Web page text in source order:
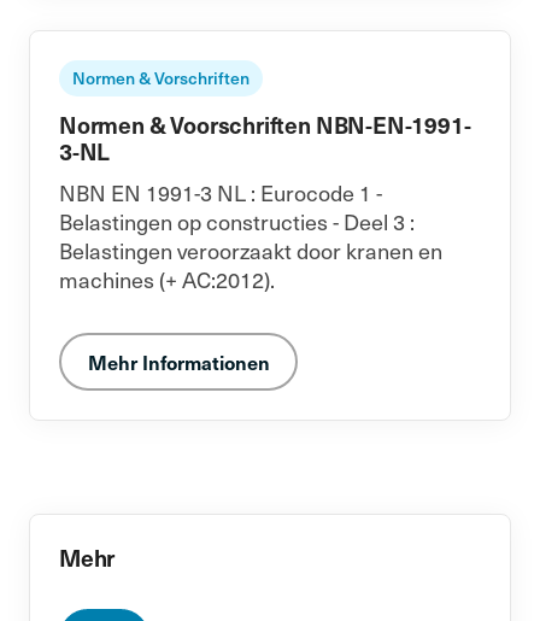
Normen & Vorschriften
Normen & Voorschriften NBN-EN-1991-
3-NL
NBN EN 1991-3 NL : Eurocode 1 -
Belastingen op constructies - Deel 3 :
Belastingen veroorzaakt door kranen en
machines (+ AC:2012).
Mehr Informationen
Mehr